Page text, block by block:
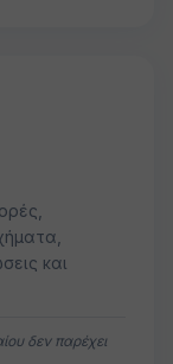
και
δεν παρέχει